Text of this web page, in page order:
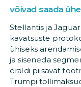
võivad saada
Stellantis ja
kavatsuste
ühiseks
ja siseneda
eraldi piisavat
Trumpi